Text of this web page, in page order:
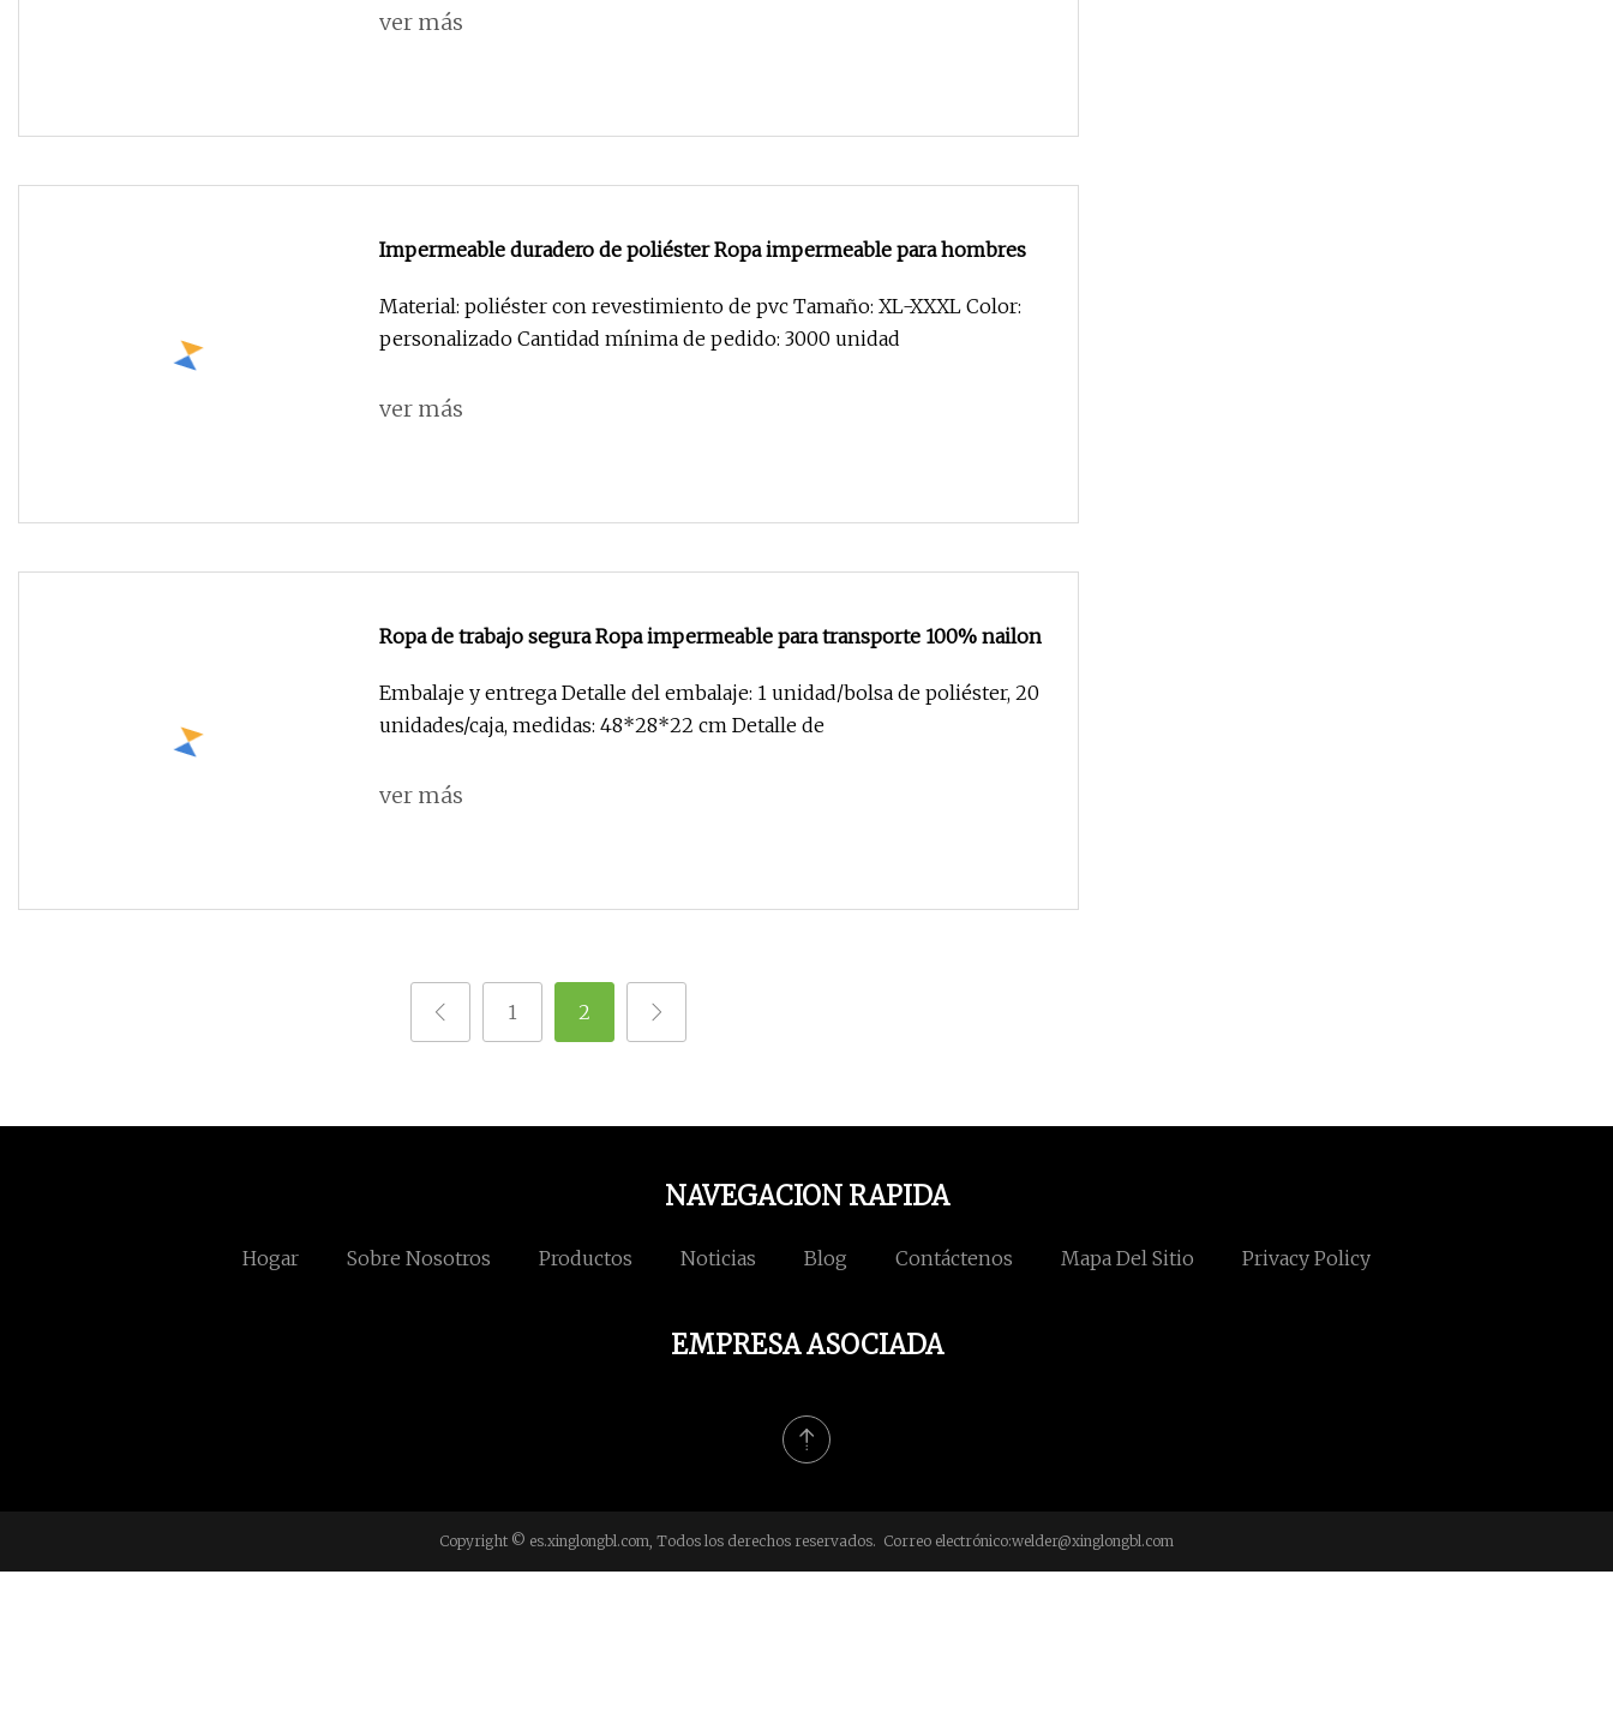
ver más
Impermeable duradero de poliéster Ropa impermeable para hombres
Material: poliéster con revestimiento de pvc Tamaño: XL-XXXL Color:
personalizado Cantidad mínima de pedido: 3000 unidad
ver más
Ropa de trabajo segura Ropa impermeable para transporte 100% nailon
Embalaje y entrega Detalle del embalaje: 1 unidad/bolsa de poliéster, 20
unidades/caja, medidas: 48*28*22 cm Detalle de
ver más
1 2
NAVEGACION RAPIDA
Hogar Sobre Nosotros Productos Noticias Blog Contáctenos Mapa Del Sitio Privacy Policy
EMPRESA ASOCIADA
Copyright © es.xinglongbl.com, Todos los derechos reservados. Correo electrónico:welder@xinglongbl.com